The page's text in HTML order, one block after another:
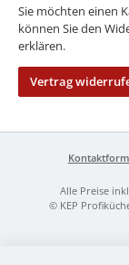
Sie möchten einen
können Sie den
erklären.
Vertrag
Alle Preise
© KEP